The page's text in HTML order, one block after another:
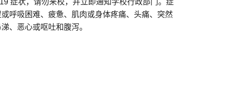
症状，请勿来校，并立即通知学校行政部门。症
呼吸困难、疲惫、肌肉或身体疼痛、头痛、突然
、恶心或呕吐和腹泻。